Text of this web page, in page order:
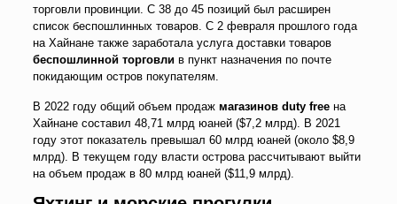
торговли провинции. С 38 до 45 позиций был расширен
список беспошлинных товаров. С 2 февраля прошлого года
на Хайнане также заработала услуга доставки товаров
беспошлинной торговлив пункт назначения по почте
покидающим остров покупателям.
В 2022 году общий объем продаж магазинов duty freeна
Хайнане составил 48,71 млрд юаней ($7,2 млрд). В 2021
году этот показатель превышал 60 млрд юаней (около $8,9
млрд). В текущем году власти острова рассчитывают выйти
на объем продаж в 80 млрд юаней ($11,9 млрд).